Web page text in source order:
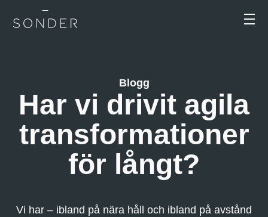
Blogg
Har vi drivit agila
transformationer
för långt?
Vi har – ibland på nära håll och ibland på avstånd